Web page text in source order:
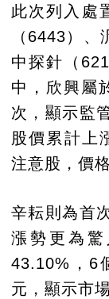
此次列入處
（6443）、
中探針（
中，欣興屬
次，顯示監
股價累計上
注意股，價
辛耘則為首
漲勢更為
43.10%，6
元，顯示市